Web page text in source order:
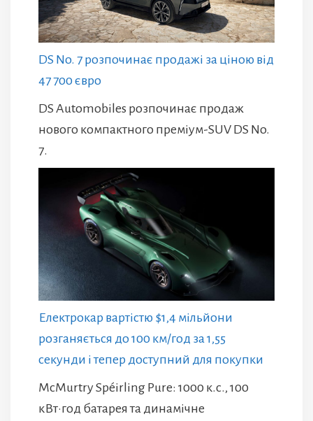
DS No. 7 розпочинає продажі за ціною від
47 700 євро
DS Automobiles розпочинає продаж
нового компактного преміум-SUV DS No.
7.
Електрокар вартістю $1,4 мільйони
розганяється до 100 км/год за 1,55
секунди і тепер доступний для покупки
McMurtry Spéirling Pure: 1000 к.с., 100
кВт·год батарея та динамічне